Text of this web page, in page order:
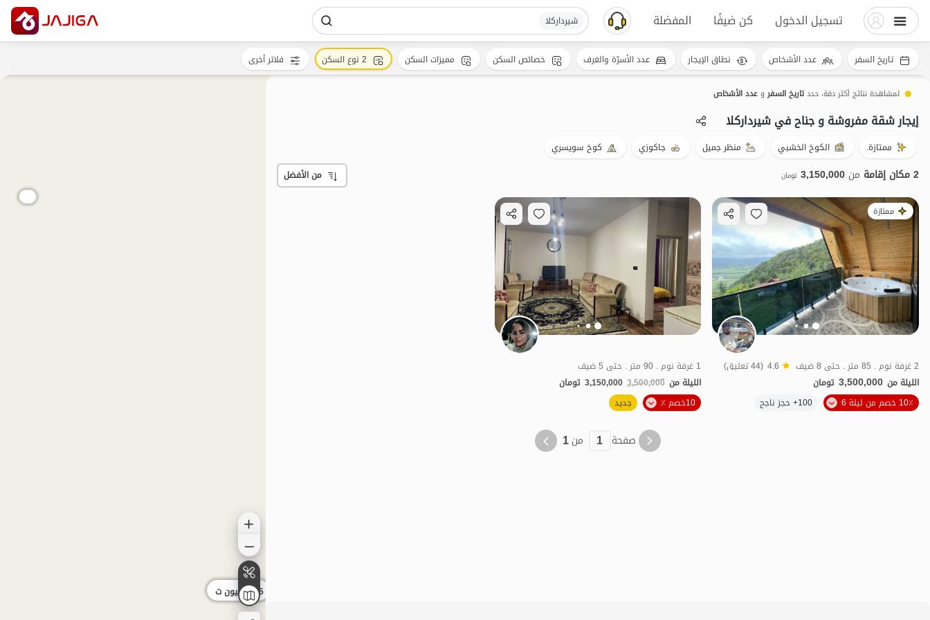
تسجيل الدخول كن ضيفًا المفضلة شیردارکلا
3.15مليون ت
لمشاهدة نتائج أكثر دقة، حددتاريخ السفروعدد الأشخاص
إيجار شقة مفروشة و جناح في شیردارکلا
ممتازة. الكوخ الخشبي منظر جميل جاكوزي كوخ سويسري
2 مكان إقامة من 3,150,000 تومان من الأفضل
ممتازة
2 غرفة نوم . 85 متر . حتى 8 ضيف 4.6 (44 تعليق)
الليلة من 3,500,000 تومان
10٪ خصم من ليلة 6
100+ حجز ناجح منظر جميل
1 غرفة نوم . 90 متر . حتى 5 ضيف
الليلة من 3,500,000
3,150,000 تومان
10خصم ٪
جديد
صفحة 1 من1
تاريخ السفر عدد الأشخاص نطاق الإيجار عدد الأسرّة والغرف خصائص السكن مميزات السكن 2 نوع السكن فلاتر أخرى